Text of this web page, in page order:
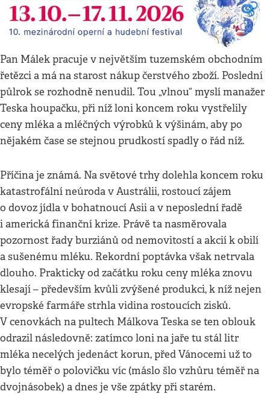
Pan Málek pracuje v největším tuzemském obchodním
řetězci a má na starost nákup čerstvého zboží. Poslední
půlrok se rozhodně nenudil. Tou „vlnou“ myslí manažer
Teska houpačku, při níž loni koncem roku vystřelily
ceny mléka a mléčných výrobků k výšinám, aby po
nějakém čase se stejnou prudkostí spadly o řád níž.
Příčina je známá. Na světové trhy dolehla koncem roku
katastrofální neúroda v Austrálii, rostoucí zájem
o dovoz jídla v bohatnoucí Asii a v neposlední řadě
i americká finanční krize. Právě ta nasměrovala
pozornost řady burziánů od nemovitostí a akcií k obilí
a sušenému mléku. Rekordní poptávka však netrvala
dlouho. Prakticky od začátku roku ceny mléka znovu
klesají – především kvůli zvýšené produkci, k níž nejen
evropské farmáře strhla vidina rostoucích zisků.
V cenovkách na pultech Málkova Teska se ten oblouk
odrazil následovně: zatímco loni na jaře tu stál litr
mléka necelých jedenáct korun, před Vánocemi už to
bylo téměř o polovičku víc (máslo šlo vzhůru téměř na
dvojnásobek) a dnes je vše zpátky při starém.